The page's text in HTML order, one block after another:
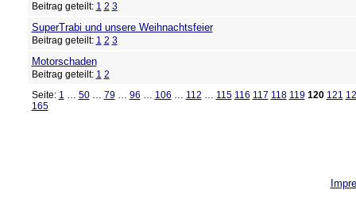
Beitrag geteilt: 1 2 3
SuperTrabi und unsere Weihnachtsfeier
Beitrag geteilt: 1 2 3
Motorschaden
Beitrag geteilt: 1 2
Seite: 1 … 50… 79… 96 … 106 … 112 … 115 116 117 118 119 120 121
165